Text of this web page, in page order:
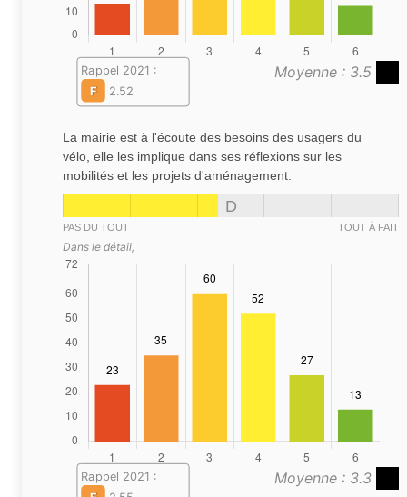
Moyenne : 3.5
Rappel 2021 :
F
2.52
La mairie est à l'écoute des besoins des usagers du
vélo, elle les implique dans ses réflexions sur les
mobilités et les projets d'aménagement.
D
PAS DU TOUT TOUT À FAIT
Dans le détail,
Moyenne : 3.3
Rappel 2021 :